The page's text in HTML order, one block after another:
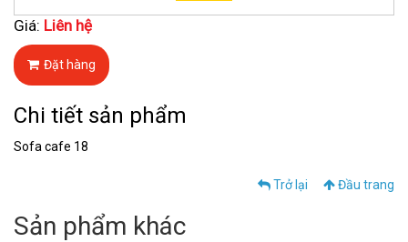
Giá: Liên hệ
Đặt hàng
Chi tiết sản phẩm
Sofa cafe 18
Trở lại Đầu trang
Sản phẩm khác